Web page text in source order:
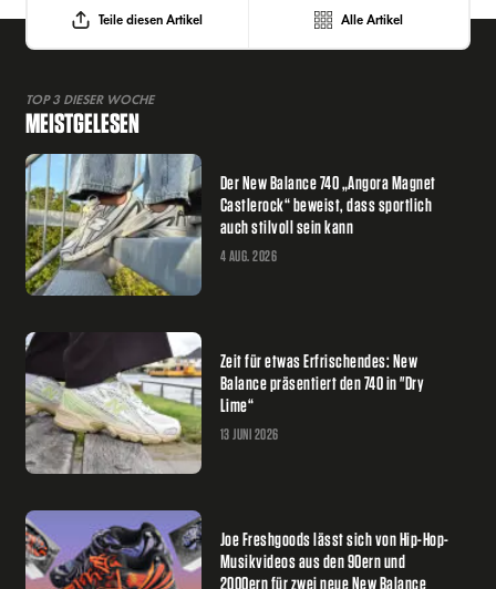
Teile diesen Artikel Alle Artikel
TOP 3 DIESER WOCHE
MEISTGELESEN
Der New Balance 740 „Angora Magnet
Castlerock“ beweist, dass sportlich
auch stilvoll sein kann
4 AUG. 2026
Zeit für etwas Erfrischendes: New
Balance präsentiert den 740 in "Dry
Lime“
13 JUNI 2026
Joe Freshgoods lässt sich von Hip-Hop-
Musikvideos aus den 90ern und
2000ern für zwei neue New Balance